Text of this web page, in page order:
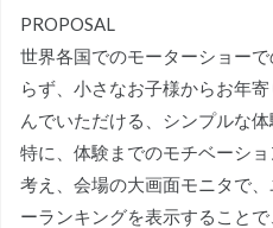
PROPOSAL
世界各国でのモーターショー
らず、小さなお子様からお年
んでいただける、シンプルな体
特に、体験までのモチベーシ
考え、会場の大画面モニタで
ーランキングを表示すること